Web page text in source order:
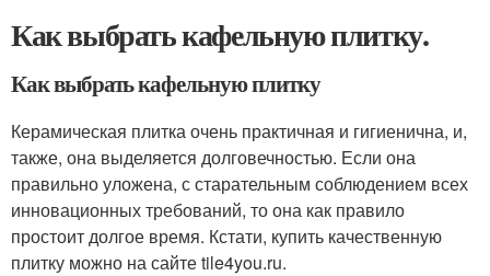
Как выбрать кафельную плитку.
Как выбрать кафельную плитку
Керамическая плитка очень практичная и гигиенична, и,
также, она выделяется долговечностью. Если она
правильно уложена, с старательным соблюдением всех
инновационных требований, то она как правило
простоит долгое время. Кстати, купить качественную
плитку можно на сайте tile4you.ru.